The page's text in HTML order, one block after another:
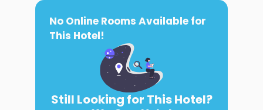
No Online Rooms Available for
This Hotel!
Still Looking for This Hotel?